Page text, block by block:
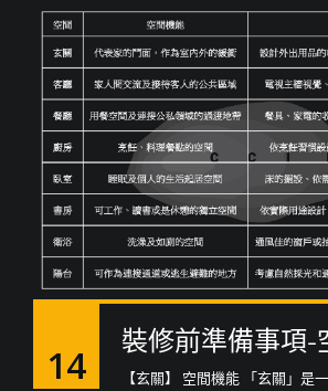
14
裝修前準備事項-
【玄關】 空間機能 「玄關」是